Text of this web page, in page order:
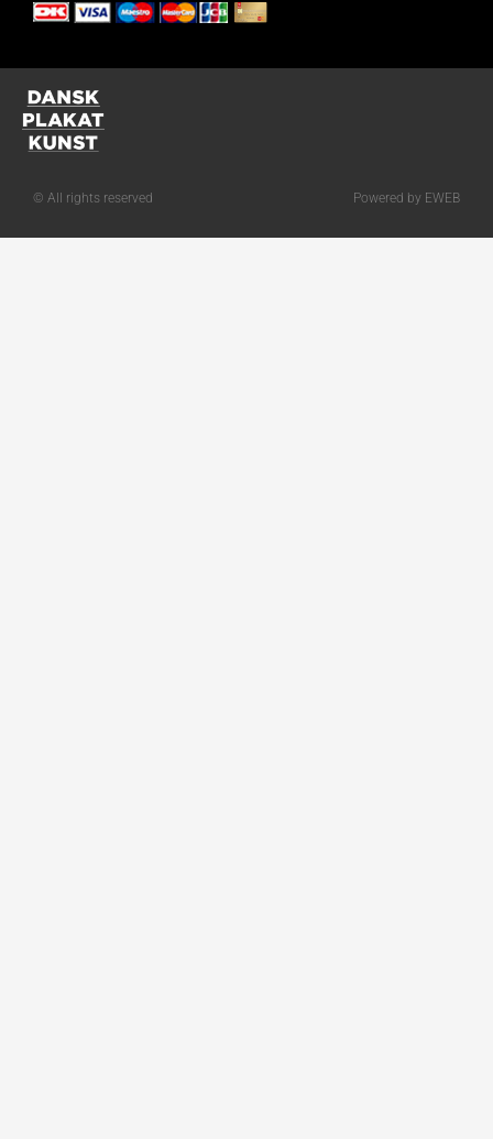
© All rights reserved Powered by EWEB